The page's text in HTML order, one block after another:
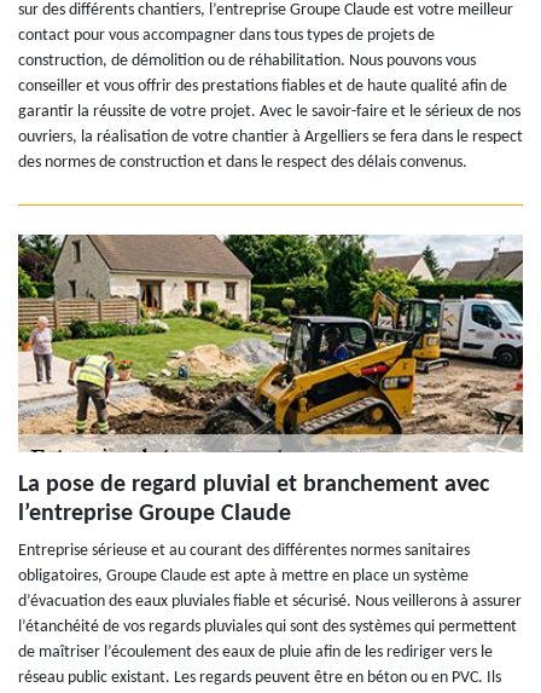
sur des différents chantiers, l’entreprise Groupe Claude est votre meilleur
contact pour vous accompagner dans tous types de projets de
construction, de démolition ou de réhabilitation. Nous pouvons vous
conseiller et vous offrir des prestations fiables et de haute qualité afin de
garantir la réussite de votre projet. Avec le savoir-faire et le sérieux de nos
ouvriers, la réalisation de votre chantier à Argelliers se fera dans le respect
des normes de construction et dans le respect des délais convenus.
La pose de regard pluvial et branchement avec
l’entreprise Groupe Claude
Entreprise sérieuse et au courant des différentes normes sanitaires
obligatoires, Groupe Claude est apte à mettre en place un système
d’évacuation des eaux pluviales fiable et sécurisé. Nous veillerons à assurer
l’étanchéité de vos regards pluviales qui sont des systèmes qui permettent
de maîtriser l’écoulement des eaux de pluie afin de les rediriger vers le
réseau public existant. Les regards peuvent être en béton ou en PVC. Ils